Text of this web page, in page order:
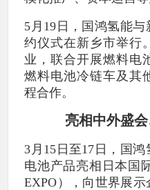
5月19日，国鸿氢能
约仪式在新乡市举行
业，联合开展燃料电
燃料电池冷链车及其
程合作。
亮相中外盛
3月15日至17日，国
电池产品亮相日本国
EXPO），向世界展